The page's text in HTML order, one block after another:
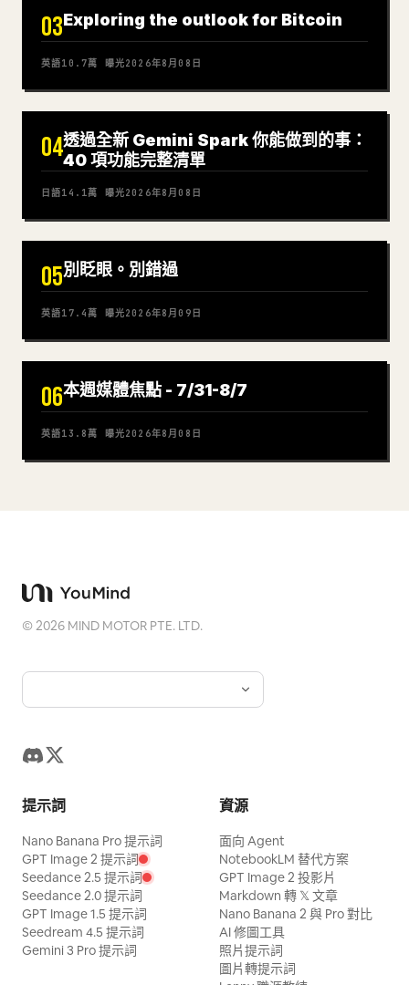
03Exploring the outlook for Bitcoin
英語10.7萬 曝光2026年8月08日
04透過全新 Gemini Spark 你能做到的事：
40 項功能完整清單
日語14.1萬 曝光2026年8月08日
05別眨眼。別錯過
英語17.4萬 曝光2026年8月09日
06本週媒體焦點 - 7/31-8/7
英語13.8萬 曝光2026年8月08日
©2026 MIND MOTOR PTE. LTD.
提示詞
Nano Banana Pro 提示詞
GPT Image 2 提示詞
Seedance 2.5 提示詞
Seedance 2.0 提示詞
GPT Image 1.5 提示詞
Seedream 4.5 提示詞
Gemini 3 Pro 提示詞
資源
面向 Agent
NotebookLM 替代方案
GPT Image 2 投影片
Markdown 轉 𝕏 文章
Nano Banana 2 與 Pro 對比
AI 修圖工具
照片提示詞
圖片轉提示詞